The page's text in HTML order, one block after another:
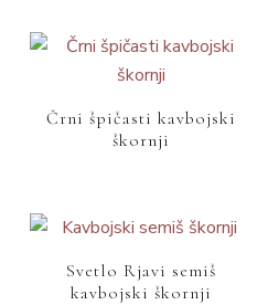
Črni špičasti kavbojski
škornji
Svetlo Rjavi semiš
kavbojski škornji